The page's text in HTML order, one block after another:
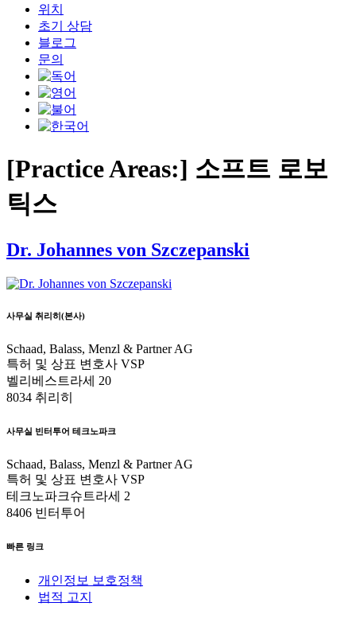
위치
초기 상담
블로그
문의
[Practice Areas:] 소프트 로보
틱스
Dr. Johannes von Szczepanski
사무실 취리히(본사)
Schaad, Balass, Menzl & Partner AG
특허 및 상표 변호사 VSP
벨리베스트라세 20
8034 취리히
사무실 빈터투어 테크노파크
Schaad, Balass, Menzl & Partner AG
특허 및 상표 변호사 VSP
테크노파크슈트라세 2
8406 빈터투어
빠른 링크
개인정보 보호정책
법적 고지